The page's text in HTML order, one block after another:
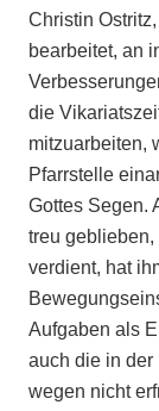
Christin
bearbeitet, an
die
mitzuarbeiten,
Pfarrstelle
Gottes Segen.
treu
verdient, hat
Aufgaben als
auch die in der
wegen nicht